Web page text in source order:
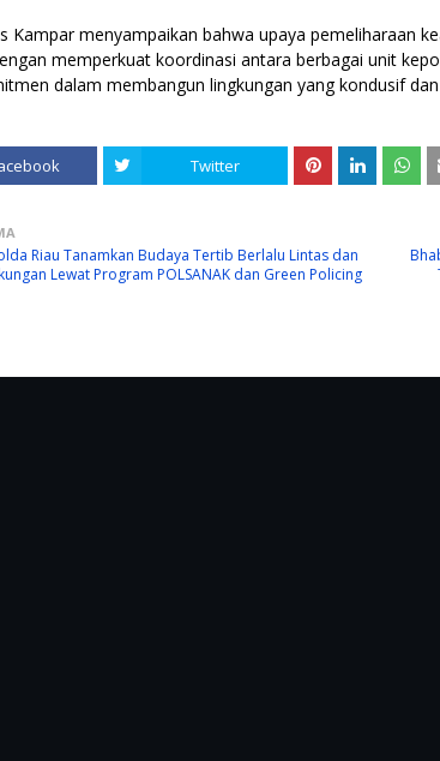
Kampar menyampaikan bahwa upaya pemeliharaan
memperkuat koordinasi antara berbagai unit
dalam membangun lingkungan yang kondusif
Twitter
Riau Tanamkan Budaya Tertib Berlalu Lintas dan
Lewat Program POLSANAK dan Green Policing